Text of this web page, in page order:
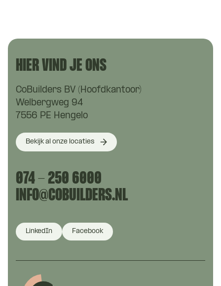
HIER VIND JE ONS
CoBuilders BV (Hoofdkantoor)
Welbergweg 94
7556 PE Hengelo
Bekijk al onze locaties
074 - 250 6000
INFO@COBUILDERS.NL
LinkedIn Facebook